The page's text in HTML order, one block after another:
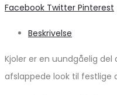
Share
Facebook Twitter Pinterest
Beskrivelse
Kjoler er en uundgåelig
afslappede look til festlige